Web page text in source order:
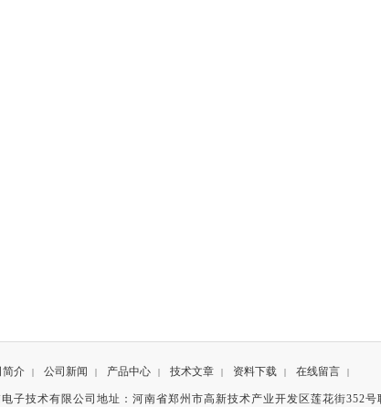
简介 | 公司新闻 | 产品中心 | 技术文章 | 资料下载 | 在线留言 |
子技术有限公司地址：河南省郑州市高新技术产业开发区莲花街352号